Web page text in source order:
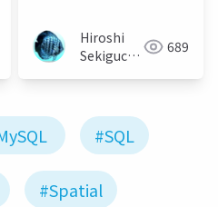
スファイルX
Hiroshi
Sekiguchi
689
#SQL
#Spatial